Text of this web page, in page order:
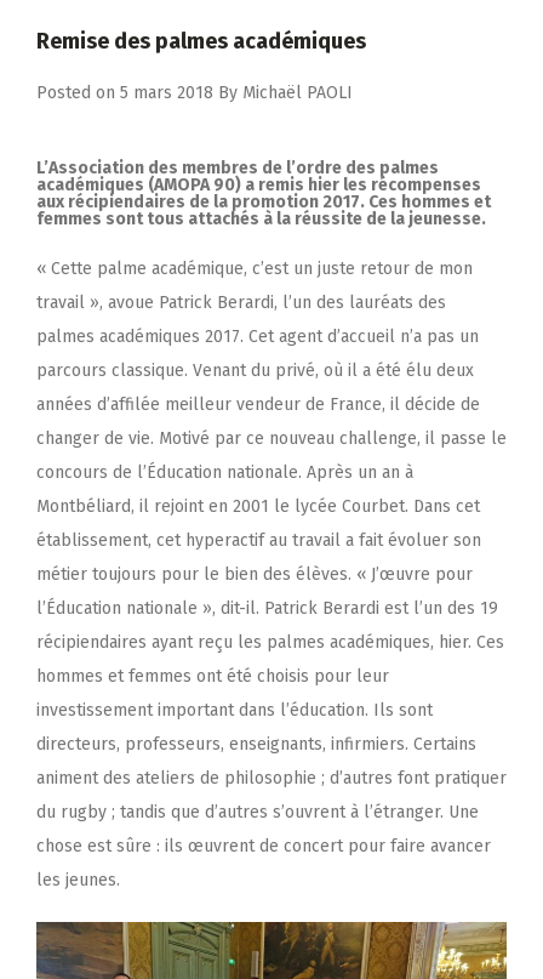
Remise des palmes académiques
Posted on 5 mars 2018 By Michaël PAOLI
L’Association des membres de l’ordre des palmes
académiques (AMOPA 90) a remis hier les récompenses
aux récipiendaires de la promotion 2017. Ces hommes et
femmes sont tous attachés à la réussite de la jeunesse.
« Cette palme académique, c’est un juste retour de mon
travail », avoue Patrick Berardi, l’un des lauréats des
palmes académiques 2017. Cet agent d’accueil n’a pas un
parcours classique. Venant du privé, où il a été élu deux
années d’affilée meilleur vendeur de France, il décide de
changer de vie. Motivé par ce nouveau challenge, il passe le
concours de l’Éducation nationale. Après un an à
Montbéliard, il rejoint en 2001 le lycée Courbet. Dans cet
établissement, cet hyperactif au travail a fait évoluer son
métier toujours pour le bien des élèves. « J’œuvre pour
l’Éducation nationale », dit-il. Patrick Berardi est l’un des 19
récipiendaires ayant reçu les palmes académiques, hier. Ces
hommes et femmes ont été choisis pour leur
investissement important dans l’éducation. Ils sont
directeurs, professeurs, enseignants, infirmiers. Certains
animent des ateliers de philosophie ; d’autres font pratiquer
du rugby ; tandis que d’autres s’ouvrent à l’étranger. Une
chose est sûre : ils œuvrent de concert pour faire avancer
les jeunes.